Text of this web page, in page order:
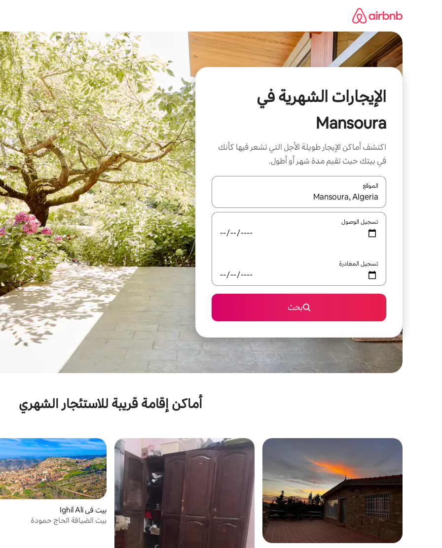
الإيجارات الشهرية في
Mansoura
اكتشف أماكن الإيجار طويلة الأجل التي تشعر فيها كأنك
في بيتك حيث تقيم مدة شهر أو أطول.
الموقع
عند توفر النتائج، انتقل باستخدام السهمين لأعلى ولأسفل أو استكشف عن طريق اللمس أو السحب.
تسجيل الوصول
تسجيل المغادرة
بحث
أماكن إقامة قريبة للاستئجار الشهري
بيت في Ighil Ali
بيت الضيافة الحاج حمودة